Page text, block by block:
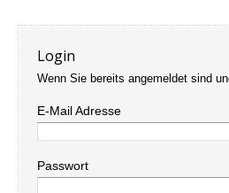
Login
Wenn Sie bereits angemeldet sind
E-Mail Adresse
Passwort